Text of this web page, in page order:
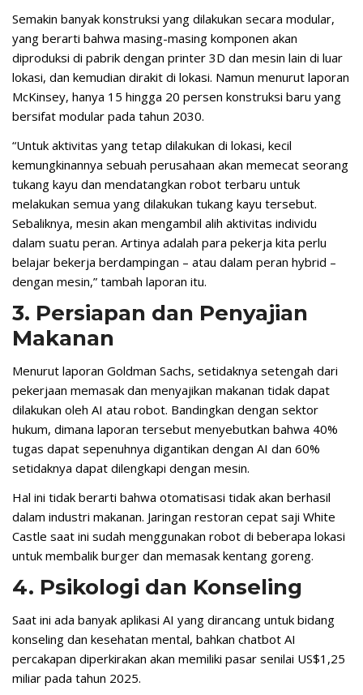
Semakin banyak konstruksi yang dilakukan secara modular,
yang berarti bahwa masing-masing komponen akan
diproduksi di pabrik dengan printer 3D dan mesin lain di luar
lokasi, dan kemudian dirakit di lokasi. Namun menurut laporan
McKinsey, hanya 15 hingga 20 persen konstruksi baru yang
bersifat modular pada tahun 2030.
“Untuk aktivitas yang tetap dilakukan di lokasi, kecil
kemungkinannya sebuah perusahaan akan memecat seorang
tukang kayu dan mendatangkan robot terbaru untuk
melakukan semua yang dilakukan tukang kayu tersebut.
Sebaliknya, mesin akan mengambil alih aktivitas individu
dalam suatu peran. Artinya adalah para pekerja kita perlu
belajar bekerja berdampingan – atau dalam peran hybrid –
dengan mesin,” tambah laporan itu.
3. Persiapan dan Penyajian
Makanan
Menurut laporan Goldman Sachs, setidaknya setengah dari
pekerjaan memasak dan menyajikan makanan tidak dapat
dilakukan oleh AI atau robot. Bandingkan dengan sektor
hukum, dimana laporan tersebut menyebutkan bahwa 40%
tugas dapat sepenuhnya digantikan dengan AI dan 60%
setidaknya dapat dilengkapi dengan mesin.
Hal ini tidak berarti bahwa otomatisasi tidak akan berhasil
dalam industri makanan. Jaringan restoran cepat saji White
Castle saat ini sudah menggunakan robot di beberapa lokasi
untuk membalik burger dan memasak kentang goreng.
4. Psikologi dan Konseling
Saat ini ada banyak aplikasi AI yang dirancang untuk bidang
konseling dan kesehatan mental, bahkan chatbot AI
percakapan diperkirakan akan memiliki pasar senilai US$1,25
miliar pada tahun 2025.